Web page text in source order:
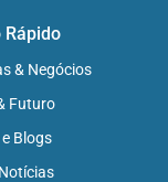
Rápido
& Negócios
Futuro
Blogs